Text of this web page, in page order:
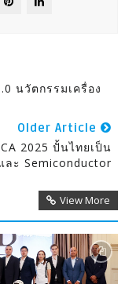
นวัตกรรมเครื่อง
Older Article
2025 ปั้นไทยเป็น
ละ Semiconductor
View More